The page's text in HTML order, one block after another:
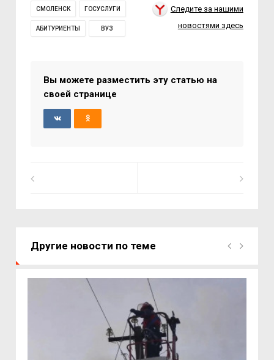
СМОЛЕНСК ГОСУСЛУГИ
АБИТУРИЕНТЫ ВУЗ
Следите за нашими
новостями здесь
Вы можете разместить эту статью на
своей странице
Другие новости по теме